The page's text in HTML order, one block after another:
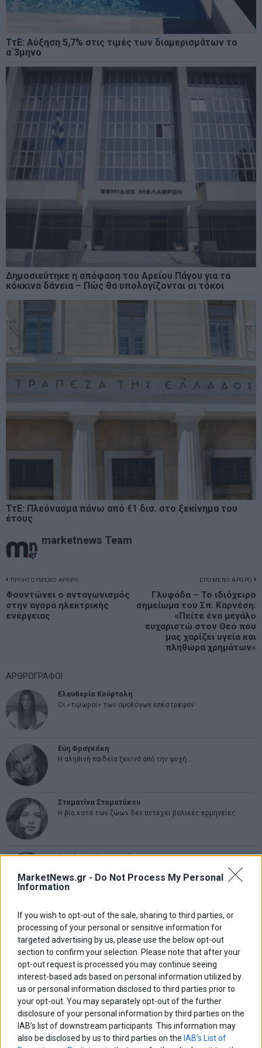
MarketNews.gr - Do Not Process My Personal
Information
If you wish to opt-out of the sale, sharing to third parties, or
processing of your personal or sensitive information for
targeted advertising by us, please use the below opt-out
section to confirm your selection. Please note that after your
opt-out request is processed you may continue seeing
interest-based ads based on personal information utilized by
us or personal information disclosed to third parties prior to
your opt-out. You may separately opt-out of the further
disclosure of your personal information by third parties on the
IAB’s list of downstream participants. This information may
also be disclosed by us to third parties on the IAB’s List of
ΤτΕ: Αύξηση 5,7% στις τιμές των διαμερισμάτων το
α΄3μηνο
Δημοσιεύτηκε η απόφαση του Αρείου Πάγου για τα
κόκκινα δάνεια – Πώς θα υπολογίζονται οι τόκοι
ΤτΕ: Πλεόνασμα πάνω από €1 δισ. στο ξεκίνημα του
έτους
marketnews Team
Πλοήγηση
άρθρων
ΠΡΟΗΓΟΥΜΕΝΟ ΑΡΘΡΟ
Previous
post:
Φουντώνει ο ανταγωνισμός
στην αγορά ηλεκτρικής
ενέργειας
ΕΠΟΜΕΝΟ ΑΡΘΡΟ
Γλυφάδα – Το ιδιόχειρο
σημείωμα του Σπ. Καρνέση:
«Πείτε ένα μεγάλο
ευχαριστώ στον Θεό που
μας χαρίζει υγεία και
πληθώρα χρημάτων»
ΑΡΘΡΟΓΡΑΦΟΙ
Ελευθερία Κούρταλη
Οι «τιμωροί» των ομολόγων επέστρεψαν
Εύη Φραγκάκη
Η αληθινή παιδεία ξεκινά από την ψυχή…
Σταματίνα Σταματάκου
Η βία κατά των ζώων δεν αντέχει βολικές ερμηνείες
Δημήτρης Καμπουράκης
Από την αποθέωση στην καταγγελία: Η Ελλάδα πάντα
ψάχνει τον επόμενο Μεσσία
Νικόλαος Φουρτζής
MIT Sloan: Οι AI-driven επιχειρήσεις διαμορφώνουν το νέο
μοντέλο επιχειρηματικότητας
Θανάσης Κρητικός
Στις 11/12 το πρώτο ευρωπαϊκό ντέρμπι «αιωνίων»
ΕΤΙΚΕΤΕΣ